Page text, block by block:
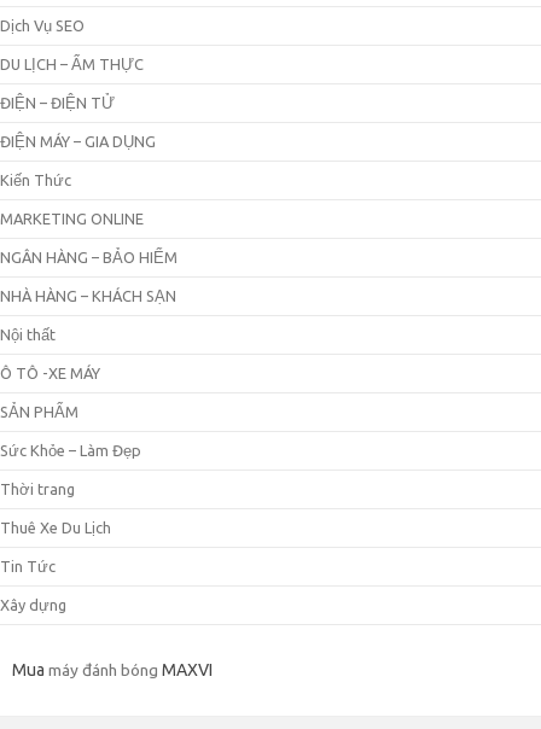
Dịch Vụ SEO
DU LỊCH – ẨM THỰC
ĐIỆN – ĐIỆN TỬ
ĐIỆN MÁY – GIA DỤNG
Kiến Thức
MARKETING ONLINE
NGÂN HÀNG – BẢO HIỂM
NHÀ HÀNG – KHÁCH SẠN
Nội thất
Ô TÔ -XE MÁY
SẢN PHẨM
Sức Khỏe – Làm Đẹp
Thời trang
Thuê Xe Du Lịch
Tin Tức
Xây dựng
Mua máy đánh bóng MAXVI